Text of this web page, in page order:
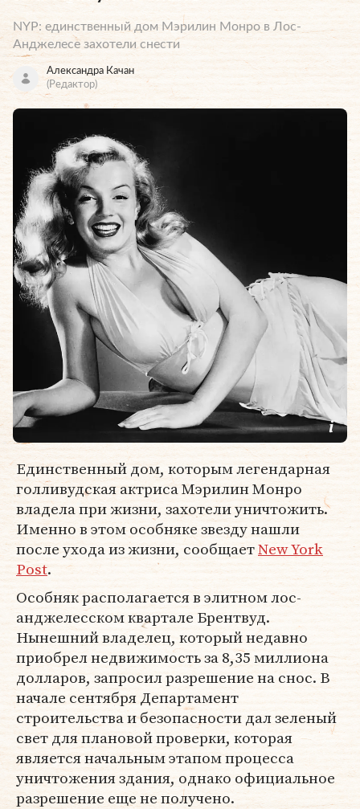
NYP: единственный дом Мэрилин Монро в Лос-
Анджелесе захотели снести
Александра Качан
(Редактор)
Единственный дом, которым легендарная
голливудская актриса Мэрилин Монро
владела при жизни, захотели уничтожить.
Именно в этом особняке звезду нашли
после ухода из жизни, сообщаетNew York
Post.
Особняк располагается в элитном лос-
анджелесском квартале Брентвуд.
Нынешний владелец, который недавно
приобрел недвижимость за 8,35 миллиона
долларов, запросил разрешение на снос. В
начале сентября Департамент
строительства и безопасности дал зеленый
свет для плановой проверки, которая
является начальным этапом процесса
уничтожения здания, однако официальное
разрешение еще не получено.